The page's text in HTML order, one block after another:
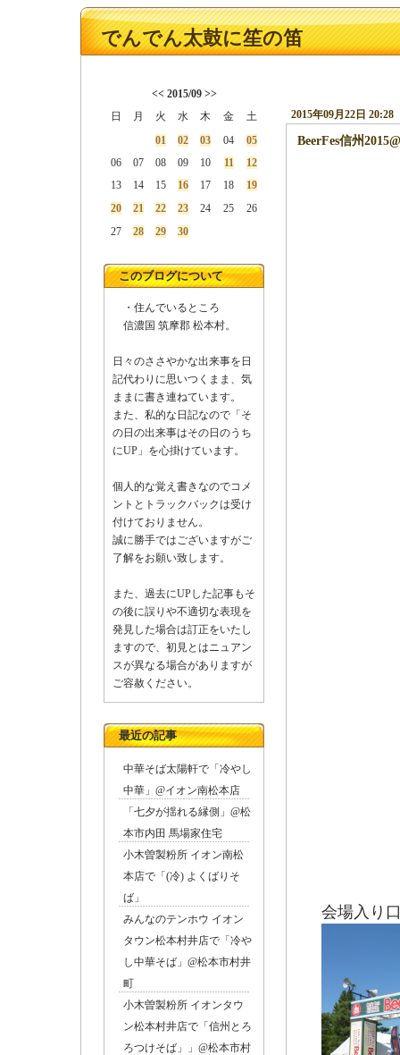
でんでん太鼓に笙の笛
<< 2015/09 >>
日
月 火 水 木 金
土
01
02 03 04
05
06
07 08 09 10 11
12
13
14 15 16 17 18
19
20
21 22 23 24 25
26
27
28 29 30
このブログについて
・住んでいるところ
信濃国 筑摩郡 松本村。
日々のささやかな出来事を日
記代わりに思いつくまま、気
ままに書き連ねています。
また、私的な日記なので「そ
の日の出来事はその日のうち
にUP」を心掛けています。
個人的な覚え書きなのでコメ
ントとトラックバックは受け
付けておりません。
誠に勝手ではございますがご
了解をお願い致します。
また、過去にUPした記事もそ
の後に誤りや不適切な表現を
発見した場合は訂正をいたし
ますので、初見とはニュアン
スが異なる場合がありますが
ご容赦ください。
最近の記事
中華そば太陽軒で「冷やし
中華」@イオン南松本店
「七夕が揺れる縁側」@松
本市内田 馬場家住宅
小木曽製粉所 イオン南松
本店で「(冷) よくばりそ
ば」
みんなのテンホウ イオン
タウン松本村井店で「冷や
し中華そば」@松本市村井
町
小木曽製粉所 イオンタウ
ン松本村井店で「信州とろ
ろつけそば」」@松本市村
BeerFes信州
2015年09月22日 20:28
会場入り